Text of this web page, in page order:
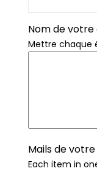
Nom de votre
Mettre chaque
Mails de
Each item in